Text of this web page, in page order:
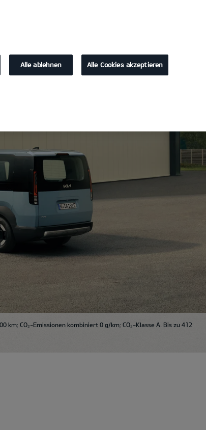
CO₂-Emissionen kombiniert 0 g/km; CO₂-Klasse A. Bis zu 412
Alle ablehnen Alle Cookies akzeptieren